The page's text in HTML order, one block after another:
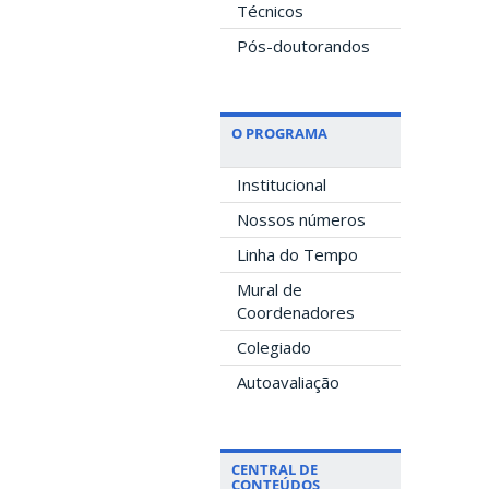
Técnicos
Pós-doutorandos
O PROGRAMA
Institucional
Nossos números
Linha do Tempo
Mural de
Coordenadores
Colegiado
Autoavaliação
CENTRAL DE
CONTEÚDOS